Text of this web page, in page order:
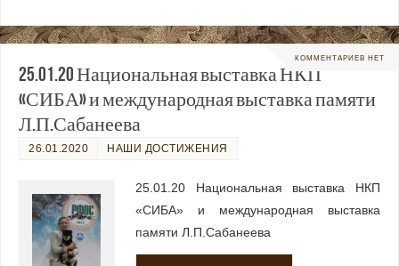
КОММЕНТАРИЕВ НЕТ
25.01.20 Национальная выставка НКП
«СИБА» и международная выставка памяти
Л.П.Сабанеева
26.01.2020 НАШИ ДОСТИЖЕНИЯ
25.01.20 Национальная выставка НКП
«СИБА» и международная выставка
памяти Л.П.Сабанеева